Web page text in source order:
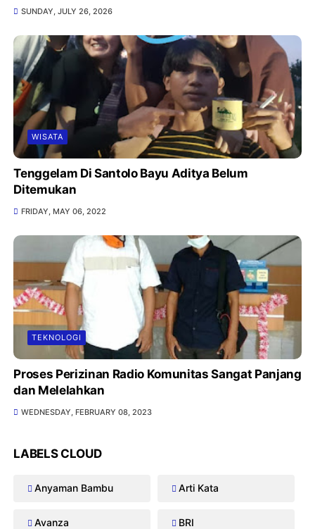
SUNDAY, JULY 26, 2026
WISATA
Tenggelam Di Santolo Bayu Aditya Belum
Ditemukan
FRIDAY, MAY 06, 2022
TEKNOLOGI
Proses Perizinan Radio Komunitas Sangat Panjang
dan Melelahkan
WEDNESDAY, FEBRUARY 08, 2023
LABELS CLOUD
Anyaman Bambu Arti Kata
Avanza BRI